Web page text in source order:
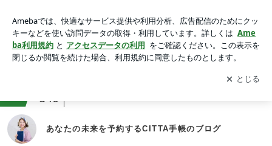
アプリをダウンロードして ブログの更新通知
を受け取りまし
ょう。
開く
340
あなたの未来を予約するCITTA手帳のブログ